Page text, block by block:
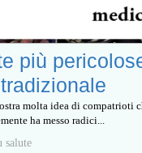
più
molta idea di compatrioti
ha messo radici...
salute